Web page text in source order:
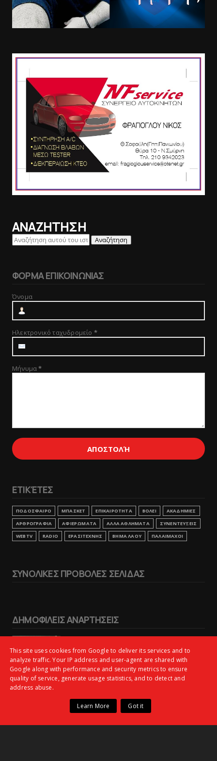
ΑΝΑΖΗΤΗΣΗ
ΦΟΡΜΑ ΕΠΙΚΟΙΝΩΝΙΑΣ
Όνομα
Ηλεκτρονικό ταχυδρομείο *
Μήνυμα*
ΕΤΙΚΈΤΕΣ
ΠΟΔΟΣΦΑΙΡΟ ΜΠΑΣΚΕΤ ΕΠΙΚΑΙΡΟΤΗΤΑ ΒΟΛΕΙ
ΑΚΑΔΗΜΙΕΣ
ΑΡΘΡΟΓΡΑΦΙΑ
ΑΦΙΕΡΩΜΑΤΑ ΑΛΛΑ ΑΘΛΗΜΑΤΑ
ΣΥΝΕΝΤΕΥΞΕΙΣ
WEBTV
RADIO ΕΡΑΣΙΤΕΧΝΗΣ ΒΗΜΑ ΛΑΟΥ ΠΑΛΑΙΜΑΧΟΙ
ΣΥΝΟΛΙΚΕΣ ΠΡΟΒΟΛΕΣ ΣΕΛΙΔΑΣ
ΔΗΜΟΦΙΛΕΙΣ ΑΝΑΡΤΗΣΕΙΣ
Φιλικό ξεμούδιασμα με... 8 γκολ!
Μαρτσούκος: «Ο Πανιώνιος ανήκει
(vid)
This site uses cookies from Google to deliver its services and to
analyze traffic. Your IP address and user-agent are shared with
Google along with performance and security metrics to ensure
quality of service, generate usage statistics, and to detect and
address abuse.
Learn More Got it